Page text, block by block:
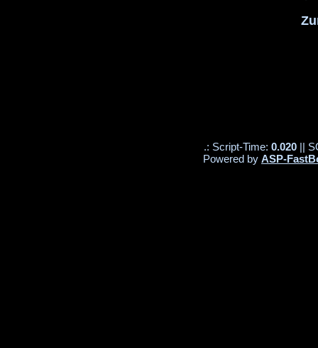
.: Script-Time: 0.020||
Powered by ASP-